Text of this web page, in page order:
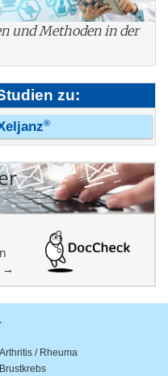
und Methoden in der
zu:
®
→
Arthritis / Rheuma
Brustkrebs